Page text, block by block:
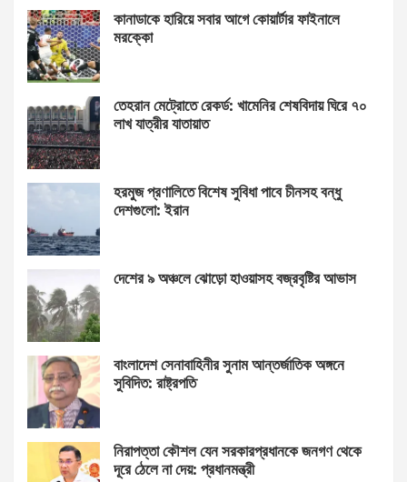
কানাডাকে হারিয়ে সবার আগে কোয়ার্টার ফাইনালে
মরক্কো
তেহরান মেট্রোতে রেকর্ড: খামেনির শেষবিদায় ঘিরে ৭০
লাখ যাত্রীর যাতায়াত
হরমুজ প্রণালিতে বিশেষ সুবিধা পাবে চীনসহ বন্ধু
দেশগুলো: ইরান
দেশের ৯ অঞ্চলে ঝোড়ো হাওয়াসহ বজ্রবৃষ্টির আভাস
বাংলাদেশ সেনাবাহিনীর সুনাম আন্তর্জাতিক অঙ্গনে
সুবিদিত: রাষ্ট্রপতি
নিরাপত্তা কৌশল যেন সরকারপ্রধানকে জনগণ থেকে
দূরে ঠেলে না দেয়: প্রধানমন্ত্রী